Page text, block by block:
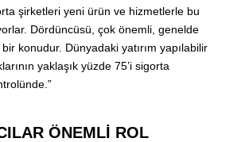
şirketleri yeni ürün ve hizmetlerle bu
Dördüncüsü, çok önemli, genelde
konudur. Dünyadaki yatırım yapılabilir
yaklaşık yüzde 75’i sigorta
ÖNEMLİ ROL